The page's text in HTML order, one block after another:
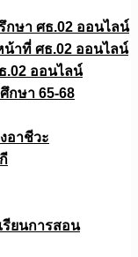
ษา ศธ.02 ออนไลน์
น้าที่ ศธ.02 ออนไลน์
.02 ออนไลน์
กษา 65-68
อาชีวะ
ยนการสอน